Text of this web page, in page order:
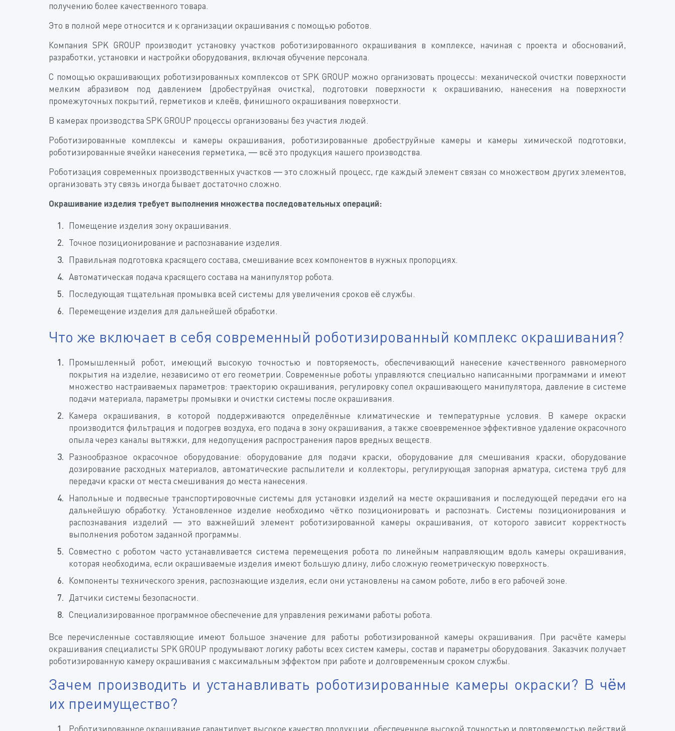
получению более качественного товара.
Это в полной мере относится и к организации окрашивания с помощью роботов.
Компания SPK GROUP производит установку участков роботизированного окрашивания в комплексе, начиная с проекта и обоснований,
разработки, установки и настройки оборудования, включая обучение персонала.
С помощью окрашивающих роботизированных комплексов от SPK GROUP можно организовать процессы: механической очистки поверхности
мелким абразивом под давлением (дробеструйная очистка), подготовки поверхности к окрашиванию, нанесения на поверхности
промежуточных покрытий, герметиков и клеёв, финишного окрашивания поверхности.
В камерах производства SPK GROUP процессы организованы без участия людей.
Роботизированные комплексы и камеры окрашивания, роботизированные дробеструйные камеры и камеры химической подготовки,
роботизированные ячейки нанесения герметика, — всё это продукция нашего производства.
Роботизация современных производственных участков — это сложный процесс, где каждый элемент связан со множеством других элементов,
организовать эту связь иногда бывает достаточно сложно.
Окрашивание изделия требует выполнения множества последовательных операций:
Помещение изделия зону окрашивания.
Точное позиционирование и распознавание изделия.
Правильная подготовка красящего состава, смешивание всех компонентов в нужных пропорциях.
Автоматическая подача красящего состава на манипулятор робота.
Последующая тщательная промывка всей системы для увеличения сроков её службы.
Перемещение изделия для дальнейшей обработки.
Что же включает в себя современный роботизированный комплекс окрашивания?
Промышленный робот, имеющий высокую точностью и повторяемость, обеспечивающий нанесение качественного равномерного
покрытия на изделие, независимо от его геометрии. Современные роботы управляются специально написанными программами и имеют
множество настраиваемых параметров: траекторию окрашивания, регулировку сопел окрашивающего манипулятора, давление в системе
подачи материала, параметры промывки и очистки системы после окрашивания.
Камера окрашивания, в которой поддерживаются определённые климатические и температурные условия. В камере окраски
производится фильтрация и подогрев воздуха, его подача в зону окрашивания, а также своевременное эффективное удаление окрасочного
опыла через каналы вытяжки, для недопущения распространения паров вредных веществ.
Разнообразное окрасочное оборудование: оборудование для подачи краски, оборудование для смешивания краски, оборудование
дозирование расходных материалов, автоматические распылители и коллекторы, регулирующая запорная арматура, система труб для
передачи краски от места смешивания до места нанесения.
Напольные и подвесные транспортировочные системы для установки изделий на месте окрашивания и последующей передачи его на
дальнейшую обработку. Установленное изделие необходимо чётко позиционировать и распознать. Системы позиционирования и
распознавания изделий — это важнейший элемент роботизированной камеры окрашивания, от которого зависит корректность
выполнения роботом заданной программы.
Совместно с роботом часто устанавливается система перемещения робота по линейным направляющим вдоль камеры окрашивания,
которая необходима, если окрашиваемые изделия имеют большую длину, либо сложную геометрическую поверхность.
Компоненты технического зрения, распознающие изделия, если они установлены на самом роботе, либо в его рабочей зоне.
Датчики системы безопасности.
Специализированное программное обеспечение для управления режимами работы робота.
Все перечисленные составляющие имеют большое значение для работы роботизированной камеры окрашивания. При расчёте камеры
окрашивания специалисты SPK GROUP продумывают логику работы всех систем камеры, состав и параметры оборудования. Заказчик получает
роботизированную камеру окрашивания с максимальным эффектом при работе и долговременным сроком службы.
Зачем производить и устанавливать роботизированные камеры окраски? В чём
их преимущество?
Роботизированное окрашивание гарантирует высокое качество продукции, обеспеченное высокой точностью и повторяемостью действий